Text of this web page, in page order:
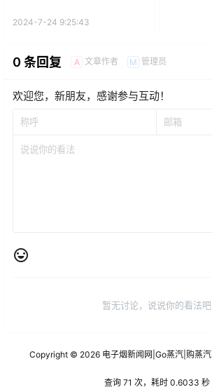
2024-7-24 9:25:43
0 条回复 A 文章作者 M 管理员
欢迎您，新朋友，感谢参与互动！
暂无讨论，说说你的看法吧
Copyright © 2026 电子烟新闻网 Go蒸汽 购蒸汽
查询 71 次，耗时 0.6033 秒